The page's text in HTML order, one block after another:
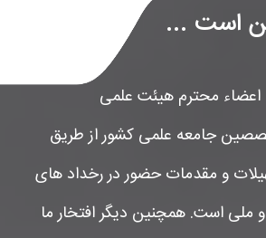
است ...
اعضاء محترم هیئت علمی
جامعه علمی کشور از طریق
و مقدمات حضور در رخداد های
ملی است. همچنین دیگر افتخار ما